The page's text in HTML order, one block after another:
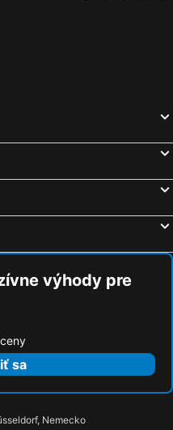
výhody pre
sa
Nemecko